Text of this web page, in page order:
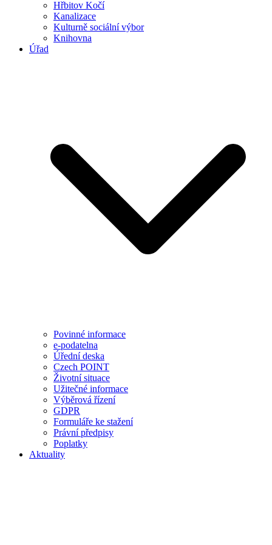
Hřbitov Kočí
Kanalizace
Kulturně sociální výbor
Knihovna
Úřad
Povinné informace
e-podatelna
Úřední deska
Czech POINT
Životní situace
Užitečné informace
Výběrová řízení
GDPR
Formuláře ke stažení
Právní předpisy
Poplatky
Aktuality